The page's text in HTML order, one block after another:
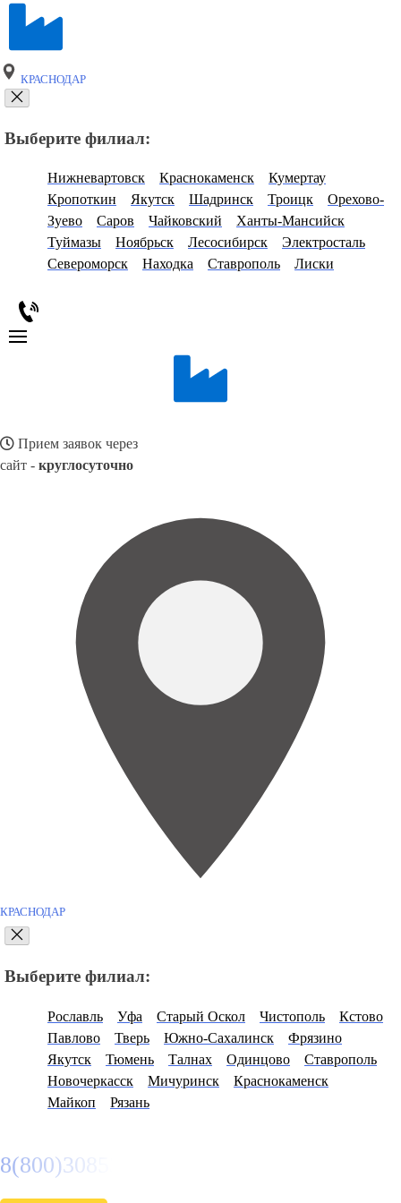
КРАСНОДАР
Выберите филиал:
Нижневартовск Краснокаменск
Кумертау
Кропоткин
Якутск Шадринск Троицк
Орехово-
Зуево
Саров Чайковский
Ханты-Мансийск
Туймазы
Ноябрьск Лесосибирск
Электросталь
Североморск
Находка Ставрополь Лиски
Прием заявок через
сайт - круглосуточно
КРАСНОДАР
Выберите филиал:
Рославль Уфа Старый Оскол Чистополь
Кстово
Павлово
Тверь Южно-Сахалинск
Фрязино
Якутск
Тюмень Талнах Одинцово
Ставрополь
Новочеркасск
Мичуринск
Краснокаменск
Майкоп
Рязань
8(800)3085303